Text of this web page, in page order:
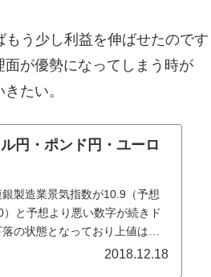
う少し利益を伸ばせたのです
が優勢になってしまう時が
たい。
円・ポンド円・ユーロ
製造業景気指数が10.9（予想
と予想より悪い数字が続きド
の状態となっており上値は重
2018.12.18